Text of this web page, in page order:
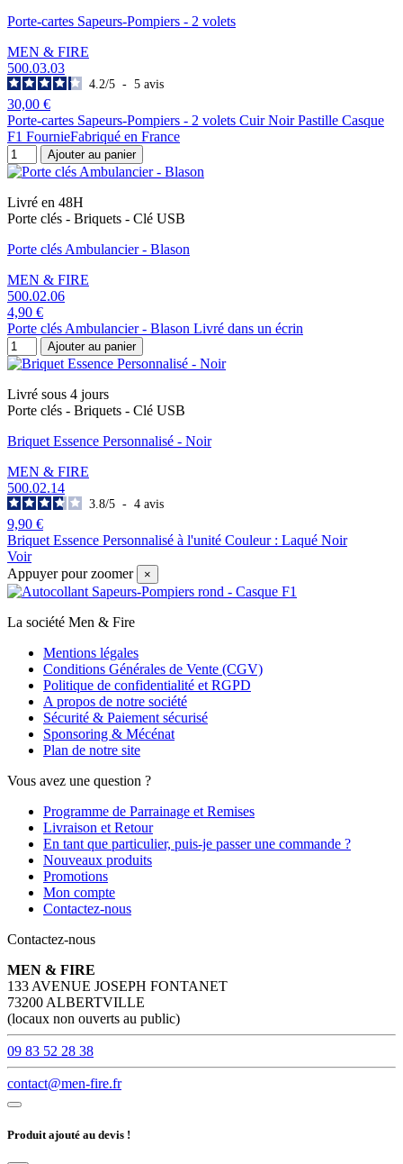
Porte-cartes Sapeurs-Pompiers - 2 volets
MEN & FIRE
500.03.03
4.2/5 - 5 avis
30,00 €
Porte-cartes Sapeurs-Pompiers - 2 volets Cuir Noir Pastille Casque
F1 FournieFabriqué en France
Ajouter au panier
Livré en 48H
Porte clés - Briquets - Clé USB
Porte clés Ambulancier - Blason
MEN & FIRE
500.02.06
4,90 €
Porte clés Ambulancier - Blason Livré dans un écrin
Ajouter au panier
Livré sous 4 jours
Porte clés - Briquets - Clé USB
Briquet Essence Personnalisé - Noir
MEN & FIRE
500.02.14
3.8/5 - 4 avis
9,90 €
Briquet Essence Personnalisé à l'unité Couleur : Laqué Noir
Voir
Appuyer pour zoomer
×
La société Men & Fire
Mentions légales
Conditions Générales de Vente (CGV)
Politique de confidentialité et RGPD
A propos de notre société
Sécurité & Paiement sécurisé
Sponsoring & Mécénat
Plan de notre site
Vous avez une question ?
Programme de Parrainage et Remises
Livraison et Retour
En tant que particulier, puis-je passer une commande ?
Nouveaux produits
Promotions
Mon compte
Contactez-nous
Contactez-nous
MEN & FIRE
133 AVENUE JOSEPH FONTANET
73200 ALBERTVILLE
(locaux non ouverts au public)
09 83 52 28 38
contact@men-fire.fr
Produit ajouté au devis !